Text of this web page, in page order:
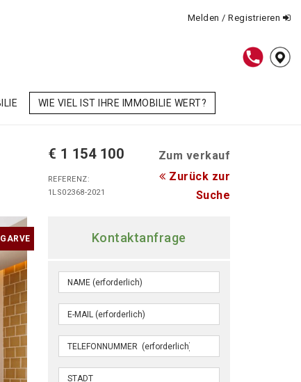
Melden / Registrieren
WIE VIEL IST IHRE IMMOBILIE WERT?
€ 1 154 100 Zum verkauf
REFERENZ:
1LS02368-2021
Zurück zur
Suche
Kontaktanfrage